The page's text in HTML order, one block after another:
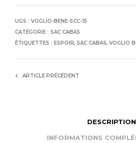
UGS : VOGLIO-BENE-SCC-15
CATÉGORIE : SAC CABAS
ÉTIQUETTES : ESPOIR, SAC CABAS, VOGLIO
ARTICLE PRÉCÉDENT
DESCRIPTION
INFORMATIONS